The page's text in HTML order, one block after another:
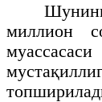
миллион